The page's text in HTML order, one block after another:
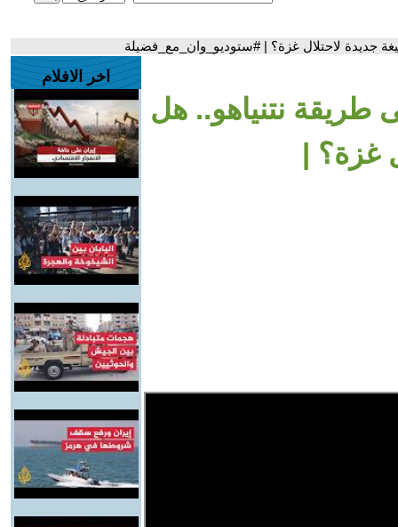
جديدة لاحتلال غزة؟ | #ستوديو_وان_مع_فضيلة
طريقة نتنياهو.. هل
غزة؟ |
اخر الافلام